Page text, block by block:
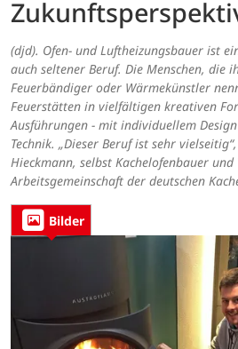
(djd). Ofen- und Luftheizungsbauer ist
auch seltener Beruf. Die Menschen, die
Feuerbändiger oder Wärmekünstler
Feuerstätten in vielfältigen kreativen
Ausführungen - mit individuellem
Technik. „Dieser Beruf ist sehr
Hieckmann, selbst Kachelofenbauer
Arbeitsgemeinschaft der deutschen
Bilder